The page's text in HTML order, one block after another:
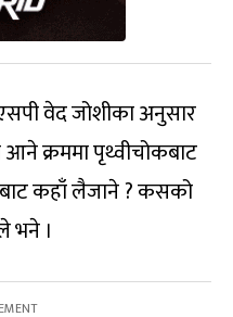
वेद जोशीका अनुसार
क्रममा पृथ्वीचोकबाट
कहाँ लैजाने ? कसको
भने ।